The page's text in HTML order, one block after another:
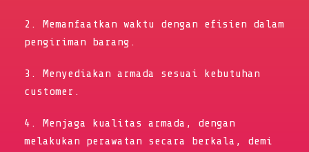
2. Memanfaatkan waktu dengan efisien dalam
pengiriman barang.
3. Menyediakan armada sesuai kebutuhan
customer.
4. Menjaga kualitas armada, dengan
melakukan perawatan secara berkala, demi